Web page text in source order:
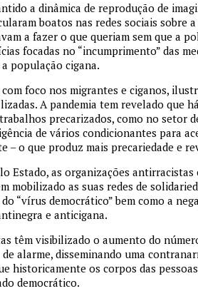
a dinâmica de reprodução de
boatos nas redes sociais sobre
a fazer o que queriam sem que a
focadas no “incumprimento” das
população cigana.
foco nos migrantes e ciganos,
A pandemia tem revelado que
precarizados, como no setor
de vários condicionantes para
– o que produz mais precariedade e
Estado, as organizações antirracistas
mobilizado as suas redes de
“vírus democrático” bem como a
e anticigana.
têm visibilizado o aumento do
alarme, disseminando uma
historicamente os corpos das
democrático.